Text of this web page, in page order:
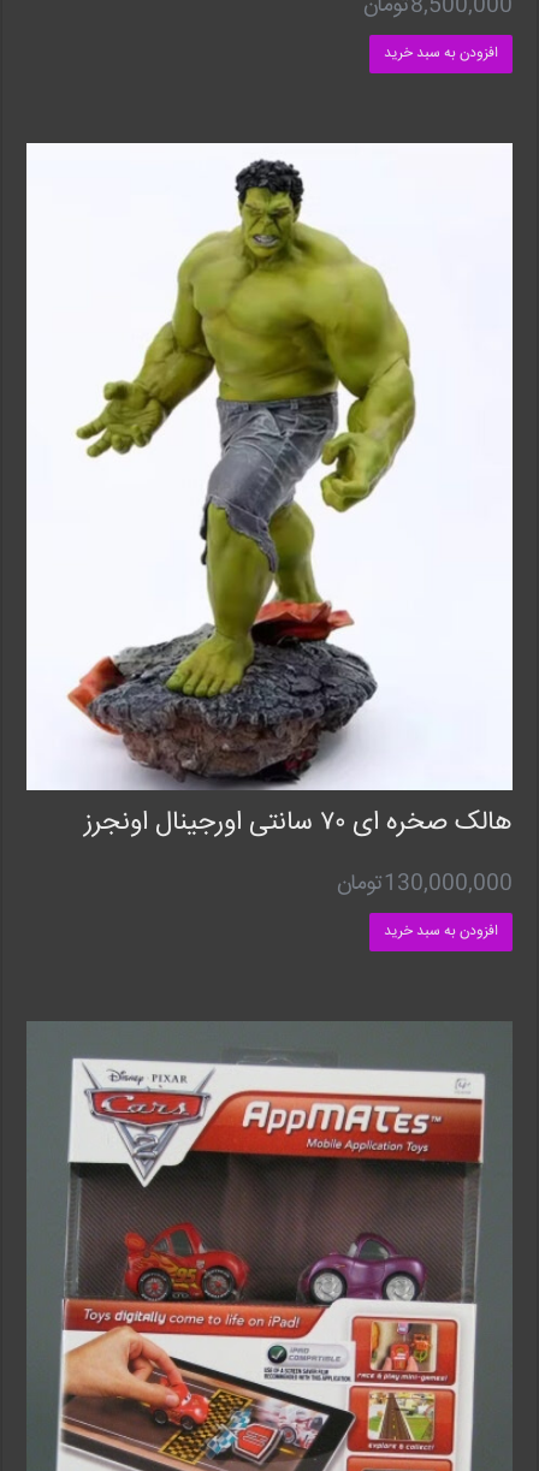
افزودن به سبد خرید
هالک صخره ای ۷۰ سانتی اورجینال اونجرز
130,000,000تومان
افزودن به سبد خرید